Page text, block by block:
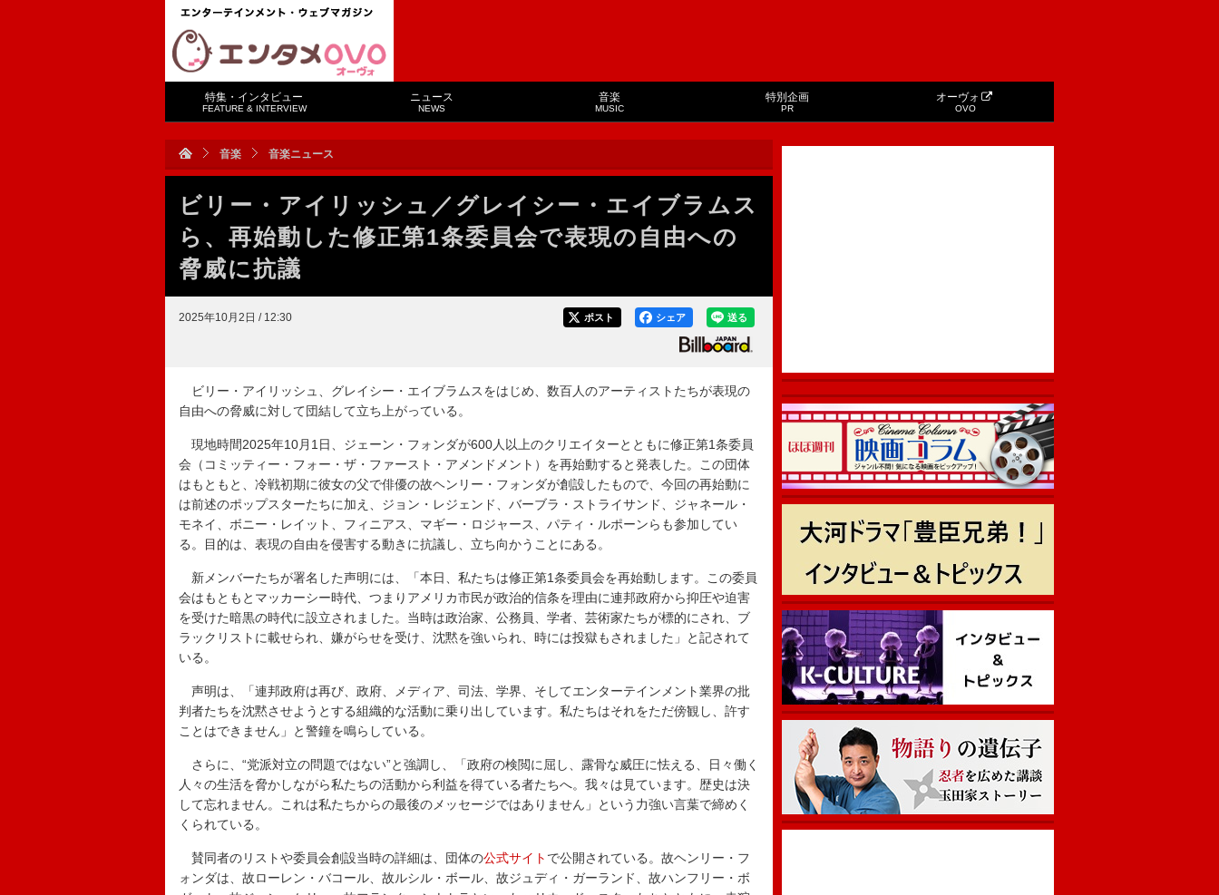
特集・インタビュー
FEATURE & INTERVIEW
ニュース
NEWS
音楽
MUSIC
特別企画
PR
オーヴォ
OVO
音楽 音楽ニュース
ビリー・アイリッシュ／グレイシー・エイブラムス
ら、再始動した修正第1条委員会で表現の自由への
脅威に抗議
2025年10月2日 / 12:30 送る
シェア
ポスト
ビリー・アイリッシュ、グレイシー・エイブラムスをはじめ、数百人のアーティストたちが表現の
自由への脅威に対して団結して立ち上がっている。
現地時間2025年10月1日、ジェーン・フォンダが600人以上のクリエイターとともに修正第1条委員
会（コミッティー・フォー・ザ・ファースト・アメンドメント）を再始動すると発表した。この団体
はもともと、冷戦初期に彼女の父で俳優の故ヘンリー・フォンダが創設したもので、今回の再始動に
は前述のポップスターたちに加え、ジョン・レジェンド、バーブラ・ストライサンド、ジャネール・
モネイ、ボニー・レイット、フィニアス、マギー・ロジャース、パティ・ルポーンらも参加してい
る。目的は、表現の自由を侵害する動きに抗議し、立ち向かうことにある。
新メンバーたちが署名した声明には、「本日、私たちは修正第1条委員会を再始動します。この委員
会はもともとマッカーシー時代、つまりアメリカ市民が政治的信条を理由に連邦政府から抑圧や迫害
を受けた暗黒の時代に設立されました。当時は政治家、公務員、学者、芸術家たちが標的にされ、ブ
ラックリストに載せられ、嫌がらせを受け、沈黙を強いられ、時には投獄もされました」と記されて
いる。
声明は、「連邦政府は再び、政府、メディア、司法、学界、そしてエンターテインメント業界の批
判者たちを沈黙させようとする組織的な活動に乗り出しています。私たちはそれをただ傍観し、許す
ことはできません」と警鐘を鳴らしている。
さらに、“党派対立の問題ではない”と強調し、「政府の検閲に屈し、露骨な威圧に怯える、日々働く
人々の生活を脅かしながら私たちの活動から利益を得ている者たちへ。我々は見ています。歴史は決
して忘れません。これは私たちからの最後のメッセージではありません」という力強い言葉で締めく
くられている。
賛同者のリストや委員会創設当時の詳細は、団体の公式サイト で公開されている。故ヘンリー・フ
ォンダは、故ローレン・バコール、故ルシル・ボール、故ジュディ・ガーランド、故ハンフリー・ボ